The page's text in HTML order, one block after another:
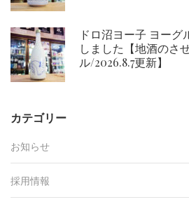
ドロ沼ヨー子 ヨー
しました【地酒のさ
ル/2026.8.7更新】
カテゴリー
お知らせ
採用情報